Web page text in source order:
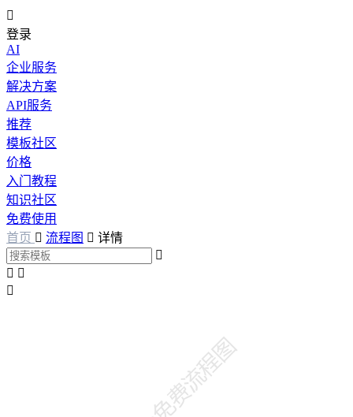

登录
AI
企业服务
解决方案
API服务
推荐
模板社区
价格
入门教程
知识社区
免费使用
首页  流程图  详情

 
